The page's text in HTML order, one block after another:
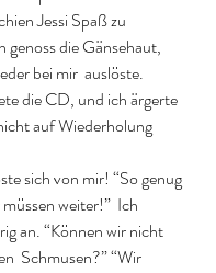
Jessi Spaß zu
genoss die Gänsehaut,
bei mir  auslöste.
die CD, und ich ärgerte
auf Wiederholung
weiter!”  Ich
an. “Können wir nicht
Schmusen?” “Wir